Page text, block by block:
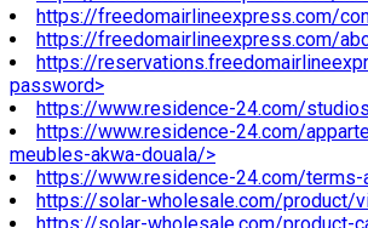
https://freedomairlineexpress.com/
https://freedomairlineexpress.com/
https://
password>
https://www.residence-24.com/
https://www.residence-24.com/
meubles-akwa-douala/>
https://www.residence-24.com/
https://solar-wholesale.com/product/